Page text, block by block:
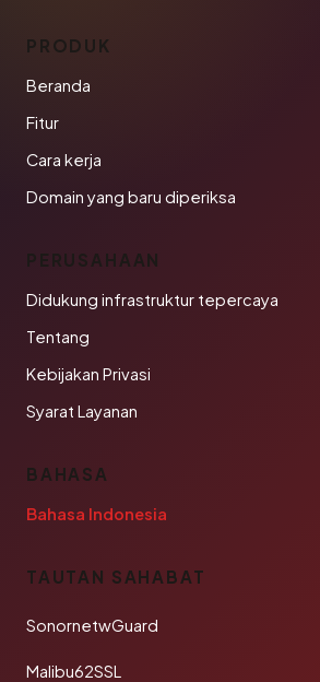
PRODUK
Beranda
Fitur
Cara kerja
Domain yang baru diperiksa
PERUSAHAAN
Didukung infrastruktur tepercaya
Tentang
Kebijakan Privasi
Syarat Layanan
BAHASA
Bahasa Indonesia
TAUTAN SAHABAT
SonornetwGuard
Malibu62SSL